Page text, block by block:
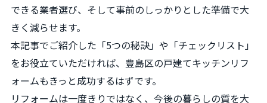
できる業者選び、そして事前のしっかりとした準備で大
きく減らせます。
本記事でご紹介した「5つの秘訣」や「チェックリスト」
をお役立ていただければ、豊島区の戸建てキッチンリフ
ォームもきっと成功するはずです。
リフォームは一度きりではなく、今後の暮らしの質を大